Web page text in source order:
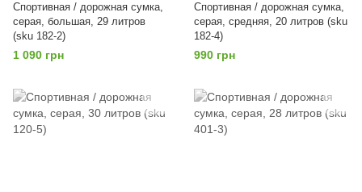
Спортивная / дорожная сумка,
серая, большая, 29 литров
(sku 182-2)
1 090 грн
Спортивная / дорожная сумка,
серая, средняя, 20 литров (sku
182-4)
990 грн